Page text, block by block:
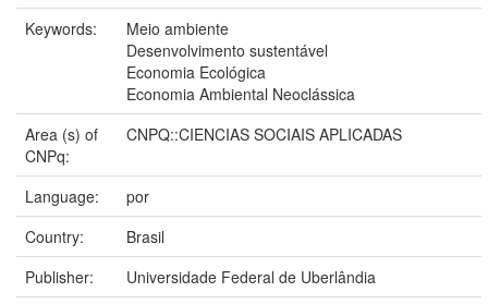
Keywords:
Meio ambiente
Desenvolvimento sustentável
Economia Ecológica
Economia Ambiental Neoclássica
Area (s) of
CNPq:
CNPQ::CIENCIAS SOCIAIS APLICADAS
Language:
por
Country:
Brasil
Publisher:
Universidade Federal de Uberlândia